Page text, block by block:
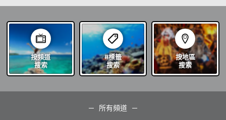
按頻道
搜索
#標籤
搜索
按地區
搜索
所有頻道